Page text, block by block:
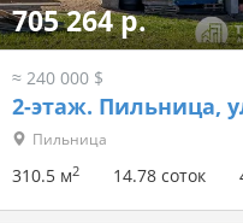
705 264 р.
≈ 240 000 $
2-этаж. Пильница,
Пильница
310.5 м2 14.78 соток